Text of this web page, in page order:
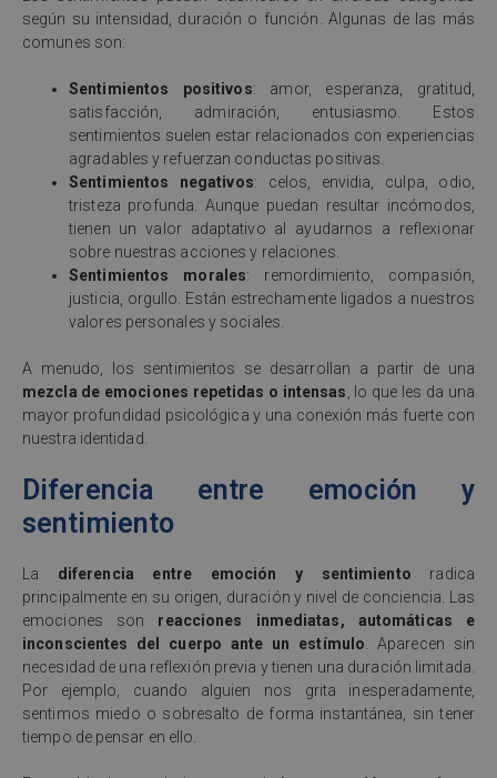
según su intensidad, duración o función. Algunas de las más
comunes son:
Sentimientos positivos: amor, esperanza, gratitud,
satisfacción, admiración, entusiasmo. Estos
sentimientos suelen estar relacionados con experiencias
agradables y refuerzan conductas positivas.
Sentimientos negativos: celos, envidia, culpa, odio,
tristeza profunda. Aunque puedan resultar incómodos,
tienen un valor adaptativo al ayudarnos a reflexionar
sobre nuestras acciones y relaciones.
Sentimientos morales: remordimiento, compasión,
justicia, orgullo. Están estrechamente ligados a nuestros
valores personales y sociales.
A menudo, los sentimientos se desarrollan a partir de una
mezcla de emociones repetidas o intensas, lo que les da una
mayor profundidad psicológica y una conexión más fuerte con
nuestra identidad.
Diferencia entre emoción y
sentimiento
La diferencia entre emoción y sentimiento radica
principalmente en su origen, duración y nivel de conciencia. Las
emociones son reacciones inmediatas, automáticas e
inconscientes del cuerpo ante un estímulo. Aparecen sin
necesidad de una reflexión previa y tienen una duración limitada.
Por ejemplo, cuando alguien nos grita inesperadamente,
sentimos miedo o sobresalto de forma instantánea, sin tener
tiempo de pensar en ello.